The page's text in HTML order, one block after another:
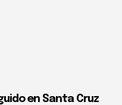
en Santa Cruz